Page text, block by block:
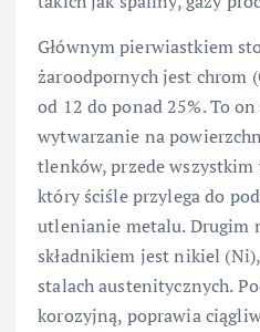
Głównym pierwiastkiem
żaroodpornych jest chrom
od 12 do ponad 25%. To
wytwarzanie na
tlenków, przede wszystkim
który ściśle przylega do
utlenianie metalu. Drugim
składnikiem jest nikiel
stalach austenitycznych.
korozyjną, poprawia